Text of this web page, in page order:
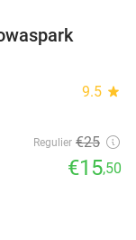
9.5 star
Regulier €25
€15,50